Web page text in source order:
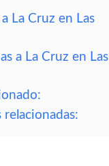
La Cruz en Las
a La Cruz en Las
relacionadas: